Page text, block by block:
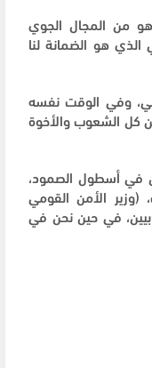
من المجال الجوي
الذي هو الضمانة لنا
وفي الوقت نفسه
كل الشعوب والأخوة
في أسطول الصمود،
(وزير الأمن القومي
في حين نحن في